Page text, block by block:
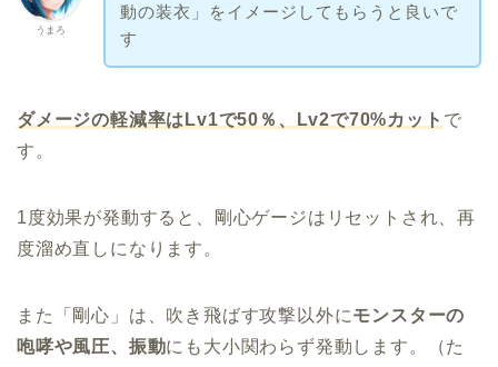
うまろ
動の装衣」をイメージしてもらうと良いで
す
ダメージの軽減率はLv1で50％、Lv2で70%カット で
す。
1度効果が発動すると、剛心ゲージはリセットされ、再
度溜め直しになります。
また「剛心」は、吹き飛ばす攻撃以外にモンスターの
咆哮や風圧、振動にも大小関わらず発動します。（た